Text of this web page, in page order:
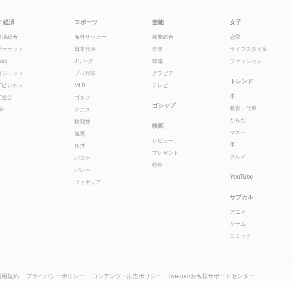
経済
済総合
ーケット
ジェット
ビジネス
総合
スポーツ
海外サッカー
日本代表
Jリーグ
プロ野球
MLB
ゴルフ
テニス
格闘技
競馬
相撲
バスケ
バレー
フィギュア
芸能
芸能総合
音楽
韓流
グラビア
テレビ
ゴシップ
映画
レビュー
プレゼント
特集
女子
恋愛
ライフスタイル
ファッション
トレンド
本
教育・仕事
からだ
マネー
車
グルメ
YouTube
サブカル
アニメ
ゲーム
コミック
用規約 プライバシーポリシー コンテンツ・広告ポリシー livedoorお客様サポートセンター